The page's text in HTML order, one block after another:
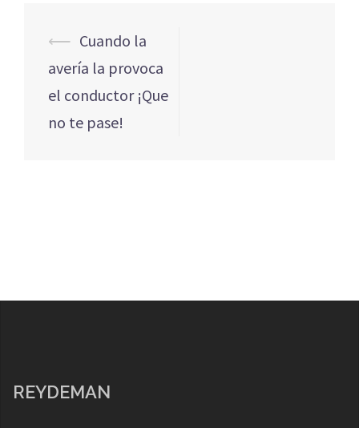
Navegación
de
entradas
⟵ Cuando la
avería la provoca
el conductor ¡Que
no te pase!
REYDEMAN